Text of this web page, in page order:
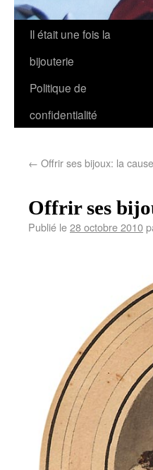
Il était une fois la
bijouterie
Politique de
confidentialité
← Offrir ses bijoux: la
Offrir ses
Publié le28 octobre 2010